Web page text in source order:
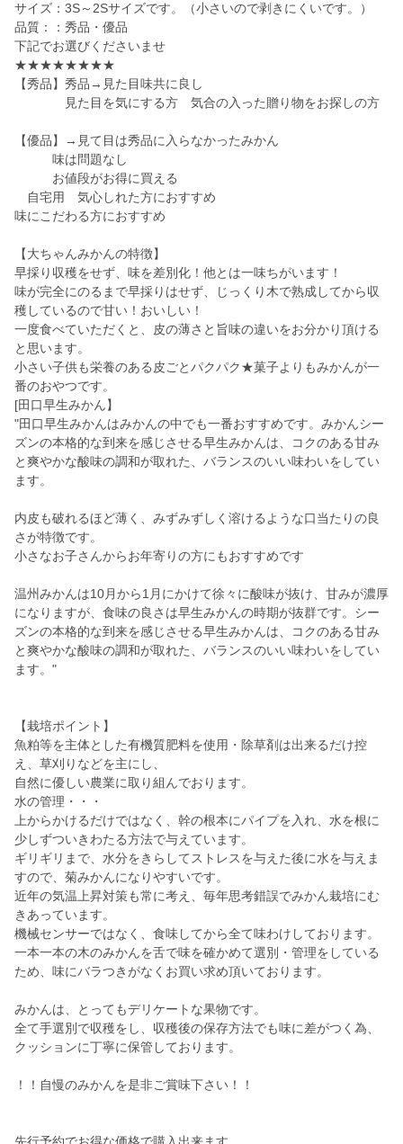
サイズ：3S～2Sサイズです。（小さいので剥きにくいです。）
品質：：秀品・優品
下記でお選びくださいませ
★★★★★★★★
【秀品】秀品→見た目味共に良し
見た目を気にする方 気合の入った贈り物をお探しの方
【優品】→見て目は秀品に入らなかったみかん
味は問題なし
お値段がお得に買える
自宅用 気心しれた方におすすめ
味にこだわる方におすすめ
【大ちゃんみかんの特徴】
早採り収穫をせず、味を差別化！他とは一味ちがいます！
味が完全にのるまで早採りはせず、じっくり木で熟成してから収
穫しているので甘い！おいしい！
一度食べていただくと、皮の薄さと旨味の違いをお分かり頂ける
と思います。
小さい子供も栄養のある皮ごとパクパク★菓子よりもみかんが一
番のおやつです。
[田口早生みかん】
"田口早生みかんはみかんの中でも一番おすすめです。みかんシー
ズンの本格的な到来を感じさせる早生みかんは、コクのある甘み
と爽やかな酸味の調和が取れた、バランスのいい味わいをしてい
ます。
内皮も破れるほど薄く、みずみずしく溶けるような口当たりの良
さが特徴です。
小さなお子さんからお年寄りの方にもおすすめです
温州みかんは10月から1月にかけて徐々に酸味が抜け、甘みが濃厚
になりますが、食味の良さは早生みかんの時期が抜群です。シー
ズンの本格的な到来を感じさせる早生みかんは、コクのある甘み
と爽やかな酸味の調和が取れた、バランスのいい味わいをしてい
ます。"
【栽培ポイント】
魚粕等を主体とした有機質肥料を使用・除草剤は出来るだけ控
え、草刈りなどを主にし、
自然に優しい農業に取り組んでおります。
水の管理・・・
上からかけるだけではなく、幹の根本にパイプを入れ、水を根に
少しずついきわたる方法で与えています。
ギリギリまで、水分をきらしてストレスを与えた後に水を与えま
すので、菊みかんになりやすいです。
近年の気温上昇対策も常に考え、毎年思考錯誤でみかん栽培にむ
きあっています。
機械センサーではなく、食味してから全て味わけしております。
一本一本の木のみかんを舌で味を確かめて選別・管理をしている
ため、味にバラつきがなくお買い求め頂いております。
みかんは、とってもデリケートな果物です。
全て手選別で収穫をし、収穫後の保存方法でも味に差がつく為、
クッションに丁寧に保管しております。
！！自慢のみかんを是非ご賞味下さい！！